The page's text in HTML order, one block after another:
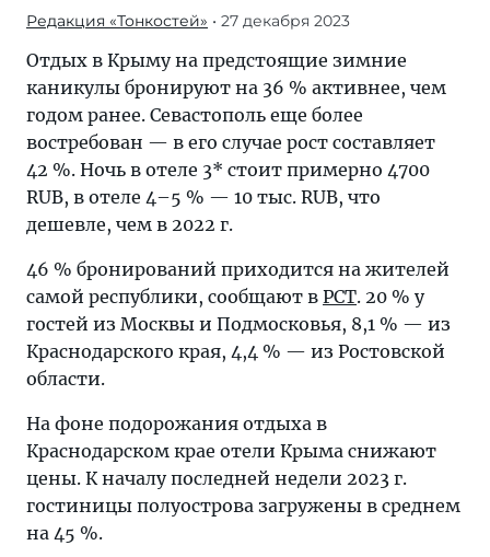
Редакция «Тонкостей» • 27 декабря 2023
Отдых в Крыму на предстоящие зимние
каникулы бронируют на 36 % активнее, чем
годом ранее. Севастополь еще более
востребован — в его случае рост составляет
42 %. Ночь в отеле 3* стоит примерно 4700
RUB, в отеле 4–5 % — 10 тыс. RUB, что
дешевле, чем в 2022 г.
46 % бронирований приходится на жителей
самой республики, сообщают в РСТ. 20 % у
гостей из Москвы и Подмосковья, 8,1 % — из
Краснодарского края, 4,4 % — из Ростовской
области.
На фоне подорожания отдыха в
Краснодарском крае отели Крыма снижают
цены. К началу последней недели 2023 г.
гостиницы полуострова загружены в среднем
на 45 %.